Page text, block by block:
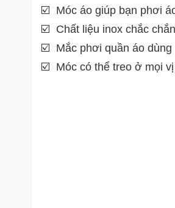
☑️ Móc áo giúp bạn phơi
☑️ Chất liệu inox chắc
☑️ Mắc phơi quần áo dùng
☑️ Móc có thể treo ở mọi vị